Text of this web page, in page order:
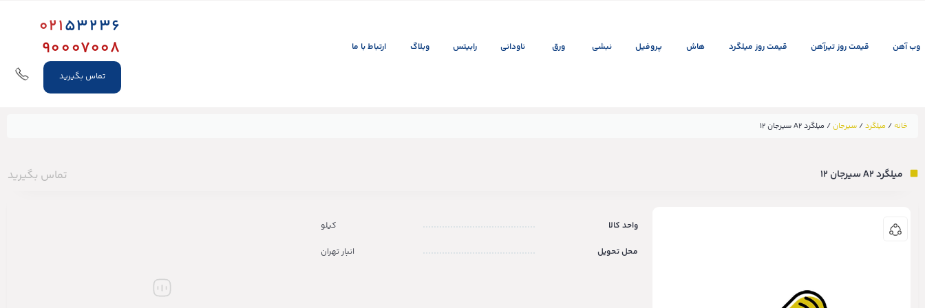
وب آهن قیمت روز تیرآهن قیمت روز میلگرد هاش پروفیل نبشی ورق ناودانی رابیتس وبلاگ ارتباط با ما
02153236
90007008
تماس بگیرید
خانه / میلگرد/ سیرجان/ میلگرد A2 سیرجان ۱۲
میلگرد A2 سیرجان ۱۲ تماس بگیرید
واحد کالا
کیلو
محل تحویل
انبار تهران